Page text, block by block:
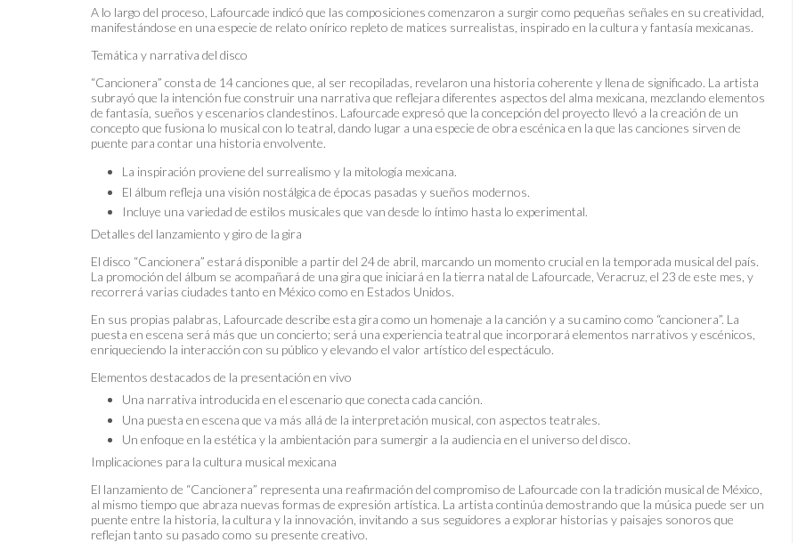
A lo largo del proceso, Lafourcade indicó que las composiciones comenzaron a surgir como pequeñas señales en su creatividad,
manifestándose en una especie de relato onírico repleto de matices surrealistas, inspirado en la cultura y fantasía mexicanas.
Temática y narrativa del disco
“Cancionera” consta de 14 canciones que, al ser recopiladas, revelaron una historia coherente y llena de significado. La artista
subrayó que la intención fue construir una narrativa que reflejara diferentes aspectos del alma mexicana, mezclando elementos
de fantasía, sueños y escenarios clandestinos. Lafourcade expresó que la concepción del proyecto llevó a la creación de un
concepto que fusiona lo musical con lo teatral, dando lugar a una especie de obra escénica en la que las canciones sirven de
puente para contar una historia envolvente.
La inspiración proviene del surrealismo y la mitología mexicana.
El álbum refleja una visión nostálgica de épocas pasadas y sueños modernos.
Incluye una variedad de estilos musicales que van desde lo íntimo hasta lo experimental.
Detalles del lanzamiento y giro de la gira
El disco “Cancionera” estará disponible a partir del 24 de abril, marcando un momento crucial en la temporada musical del país.
La promoción del álbum se acompañará de una gira que iniciará en la tierra natal de Lafourcade, Veracruz, el 23 de este mes, y
recorrerá varias ciudades tanto en México como en Estados Unidos.
En sus propias palabras, Lafourcade describe esta gira como un homenaje a la canción y a su camino como “cancionera”. La
puesta en escena será más que un concierto; será una experiencia teatral que incorporará elementos narrativos y escénicos,
enriqueciendo la interacción con su público y elevando el valor artístico del espectáculo.
Elementos destacados de la presentación en vivo
Una narrativa introducida en el escenario que conecta cada canción.
Una puesta en escena que va más allá de la interpretación musical, con aspectos teatrales.
Un enfoque en la estética y la ambientación para sumergir a la audiencia en el universo del disco.
Implicaciones para la cultura musical mexicana
El lanzamiento de “Cancionera” representa una reafirmación del compromiso de Lafourcade con la tradición musical de México,
al mismo tiempo que abraza nuevas formas de expresión artística. La artista continúa demostrando que la música puede ser un
puente entre la historia, la cultura y la innovación, invitando a sus seguidores a explorar historias y paisajes sonoros que
reflejan tanto su pasado como su presente creativo.